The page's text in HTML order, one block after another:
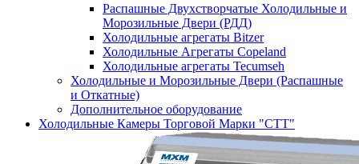
Распашные Двухстворчатые Холодильные и
Морозильные Двери (РДД)
Холодильные агрегаты Bitzer
Холодильные Агрегаты Copeland
Холодильные агрегаты Tecumseh
Холодильные и Морозильные Двери (Распашные
и Откатные)
Дополнительное оборудование
Холодильные Камеры Торговой Марки "СТТ"